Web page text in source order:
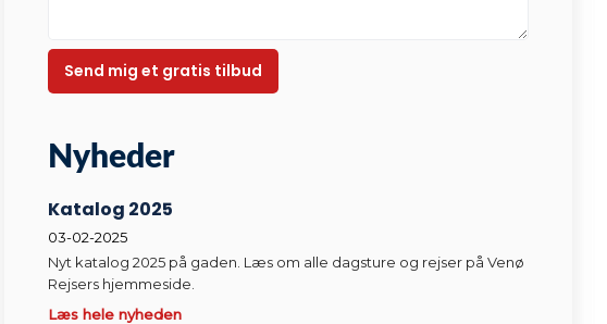
Nyheder​
Katalog 2025
03-02-2025
Nyt katalog 2025 på gaden. Læs om alle dagsture og rejser på Venø
Rejsers hjemmeside.
Læs hele nyheden